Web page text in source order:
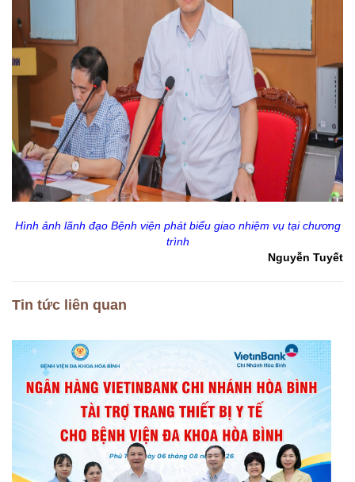
Hình ảnh lãnh đạo Bệnh viện phát biểu giao nhiệm vụ tại chương
trình
Nguyễn Tuyết
Tin tức liên quan